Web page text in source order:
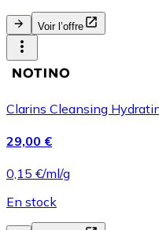
Voir l’offre
Clarins Cleansing
29,00 €
0,15 €/ml/g
En stock